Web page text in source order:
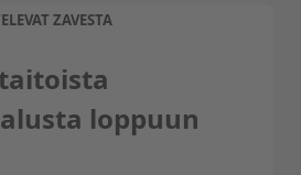
ZAVESTA
loppuun